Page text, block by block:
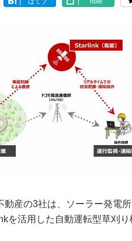
産の3社は、ソーラー発電
を活用した自動運転型草刈り